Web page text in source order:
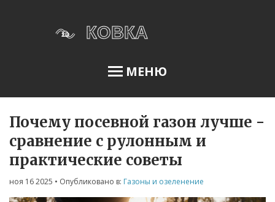
МЕНЮ
Освещение сада
Меню
О нас
Почему посевной газон лучше -
сравнение с рулонным и
практические советы
ноя 16 2025 • Опубликовано в: Газоны и озеленение